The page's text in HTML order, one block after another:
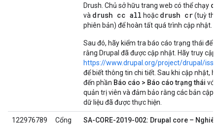
Drush. Chủ sở hữu trang web có thể chạy
và drush cc all hoặc drush cr(tuỳ
phiên bản) để hoàn tất quá trình cập nhật.
Sau đó, hãy kiểm tra báo cáo trạng thái để
rằng Drupal đã được cập nhật. Hãy truy cập
https://www.drupal.org/project/drupal/
để biết thông tin chi tiết. Sau khi cập nhật,
đến phần Báo cáo > Báo cáo trạng thái với
quản trị viên và đảm bảo rằng các bản cập
dữ liệu đã được thực hiện.
122976789
Cổng
SA-CORE-2019-002: Drupal core –